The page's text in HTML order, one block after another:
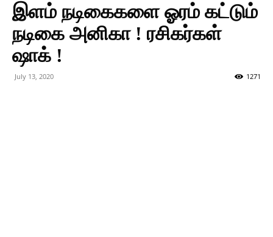
இளம் நடிகைகளை ஓரம் கட்டும்
நடிகை அனிகா ! ரசிகர்கள்
ஷாக் !
July 13, 2020 1271